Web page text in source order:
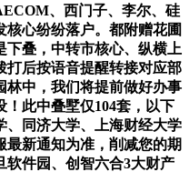
、西门子、李尔、硅
心纷纷落户。都附赠花圃
下叠，中转市核心、纵横上
打后按语音提醒转接对应部
林中，我们将提前做好办事
此中叠墅仅104套，以下
、同济大学、上海财经大学
新通知为准，削减您的期
软件园、创智六合3大财产